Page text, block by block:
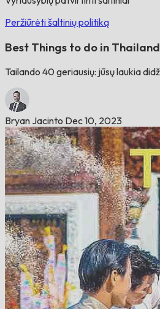
Peržiūrėti šaltinių politiką
Best Things to do in Thailand
Tailando 40 geriausių: jūsų laukia
Bryan Jacinto Dec 10, 2023